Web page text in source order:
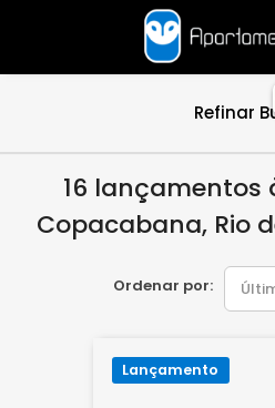
Refinar
16 lançamentos
Copacabana, Rio
Ordenar por:
Lançamento